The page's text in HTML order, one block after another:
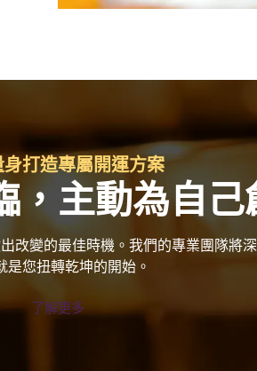
身打造專屬開運方案
，主動為自己
變的最佳時機。我們的專業團隊將
是您扭轉乾坤的開始。
了解更多